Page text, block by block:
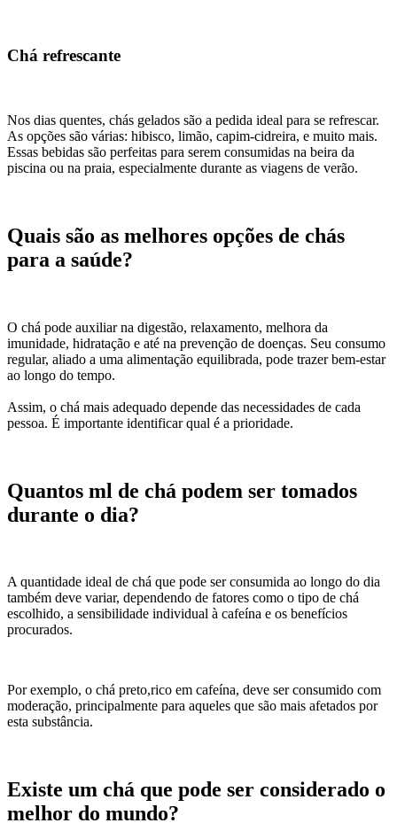
Chá refrescante
Nos dias quentes, chás gelados são a pedida ideal para se refrescar.
As opções são várias: hibisco, limão, capim-cidreira, e muito mais.
Essas bebidas são perfeitas para serem consumidas na beira da
piscina ou na praia, especialmente durante as viagens de verão.
Quais são as melhores opções de chás
para a saúde?
O chá pode auxiliar na digestão, relaxamento, melhora da
imunidade, hidratação e até na prevenção de doenças. Seu consumo
regular, aliado a uma alimentação equilibrada, pode trazer bem-estar
ao longo do tempo.
Assim, o chá mais adequado depende das necessidades de cada
pessoa. É importante identificar qual é a prioridade.
Quantos ml de chá podem ser tomados
durante o dia?
A quantidade ideal de chá que pode ser consumida ao longo do dia
também deve variar, dependendo de fatores como o tipo de chá
escolhido, a sensibilidade individual à cafeína e os benefícios
procurados.
Por exemplo, o chá preto,rico em cafeína, deve ser consumido com
moderação, principalmente para aqueles que são mais afetados por
esta substância.
Existe um chá que pode ser considerado o
melhor do mundo?